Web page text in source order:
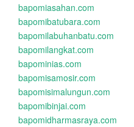
bapomiasahan.com
bapomibatubara.com
bapomilabuhanbatu.com
bapomilangkat.com
bapominias.com
bapomisamosir.com
bapomisimalungun.com
bapomibinjai.com
bapomidharmasraya.com